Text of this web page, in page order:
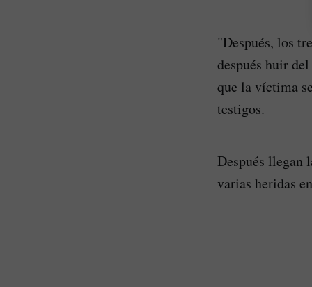
"Después, los
después huir
que la víctima
testigos.
Después llegan
varias heridas